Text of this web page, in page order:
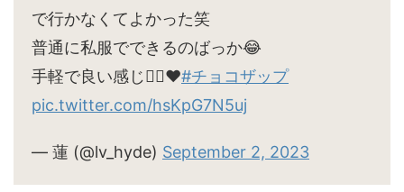
で行かなくてよかった笑
普通に私服でできるのばっか😂
手軽で良い感じ🙆‍♀️♥#チョコザップ
pic.twitter.com/hsKpG7N5uj
— 蓮 (@lv_hyde) September 2, 2023